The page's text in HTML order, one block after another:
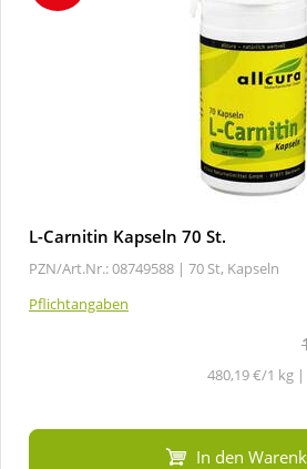
L-Carnitin Kapseln 70 St.
PZN/Art.Nr.: 08749588 | 70 St, Kapseln
Pflichtangaben
480,19 €/1 kg
In den